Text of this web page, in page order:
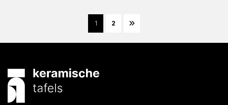
1 2